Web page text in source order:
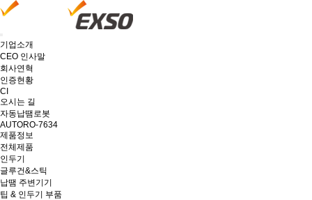
기업소개
CEO 인사말
회사연혁
인증현황
CI
오시는 길
자동납땜로봇
AUTORO-7634
제품정보
전체제품
인두기
글루건&스틱
납땜 주변기기
팁 & 인두기 부품